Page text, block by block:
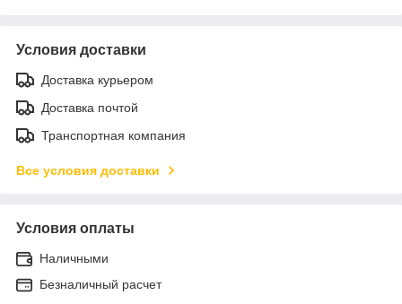
Условия доставки
Доставка курьером
Доставка почтой
Транспортная компания
Все условия доставки
Условия оплаты
Наличными
Безналичный расчет